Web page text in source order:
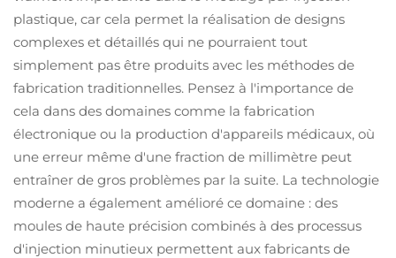
plastique, car cela permet la réalisation de designs
complexes et détaillés qui ne pourraient tout
simplement pas être produits avec les méthodes de
fabrication traditionnelles. Pensez à l'importance de
cela dans des domaines comme la fabrication
électronique ou la production d'appareils médicaux, où
une erreur même d'une fraction de millimètre peut
entraîner de gros problèmes par la suite. La technologie
moderne a également amélioré ce domaine : des
moules de haute précision combinés à des processus
d'injection minutieux permettent aux fabricants de